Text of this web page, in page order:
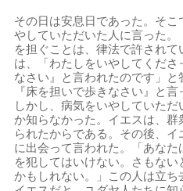
その日は安息日であった。そ
やしていただいた人に言った
を担ぐことは、律法で許され
は、「わたしをいやしてくだ
なさい』と言われたのです」
『床を担いで歩きなさい』と
しかし、病気をいやしていた
か知らなかった。イエスは、
られたからである。その後、
に出会って言われた。「あな
を犯してはいけない。さもな
かもしれない。」この人は立